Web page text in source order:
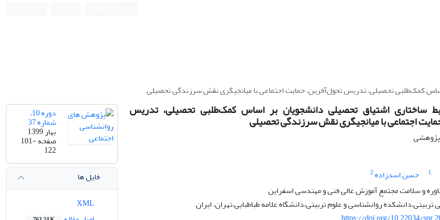
کمک‌طلبی تحصیلی، تدریس تحول‌آفرین، حمایت اجتماعی با میانجیگری نقش سرزندگی تحصیلی
ساختاری اشتیاق تحصیلی دانشجویان بر اساس کمک‌طلبی تحصیلی، تدریس
اجتماعی با میانجیگری نقش سرزندگی تحصیلی
پژوهشی
1 حسن اسدزاده2
و سلامت مجتمع آموزش عالی فنی و مهندسی اسفراین
روانشناسی و علوم تربیتی،دانشگاه علامه طباطبایی،تهران، ایران
دوره 10،
شماره 37
بهار 1399
صفحه101-
122
فایل ها